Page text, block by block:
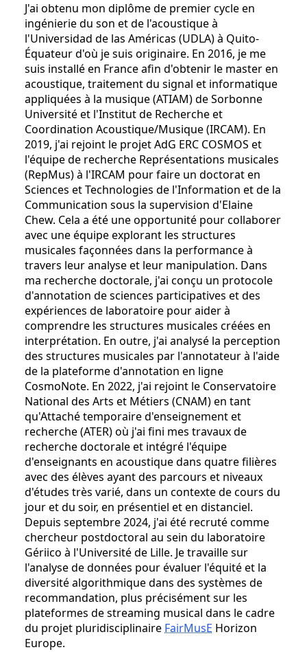
J'ai obtenu mon diplôme de premier cycle en
ingénierie du son et de l'acoustique à
l'Universidad de las Américas (UDLA) à Quito-
Équateur d'où je suis originaire. En 2016, je me
suis installé en France afin d'obtenir le master en
acoustique, traitement du signal et informatique
appliquées à la musique (ATIAM) de Sorbonne
Université et l'Institut de Recherche et
Coordination Acoustique/Musique (IRCAM). En
2019, j'ai rejoint le projet AdG ERC COSMOS et
l'équipe de recherche Représentations musicales
(RepMus) à l'IRCAM pour faire un doctorat en
Sciences et Technologies de l'Information et de la
Communication sous la supervision d'Elaine
Chew. Cela a été une opportunité pour collaborer
avec une équipe explorant les structures
musicales façonnées dans la performance à
travers leur analyse et leur manipulation. Dans
ma recherche doctorale, j'ai conçu un protocole
d'annotation de sciences participatives et des
expériences de laboratoire pour aider à
comprendre les structures musicales créées en
interprétation. En outre, j'ai analysé la perception
des structures musicales par l'annotateur à l'aide
de la plateforme d'annotation en ligne
CosmoNote. En 2022, j'ai rejoint le Conservatoire
National des Arts et Métiers (CNAM) en tant
qu'Attaché temporaire d'enseignement et
recherche (ATER) où j'ai fini mes travaux de
recherche doctorale et intégré l'équipe
d'enseignants en acoustique dans quatre filières
avec des élèves ayant des parcours et niveaux
d'études très varié, dans un contexte de cours du
jour et du soir, en présentiel et en distanciel.
Depuis septembre 2024, j'ai été recruté comme
chercheur postdoctoral au sein du laboratoire
Gériico à l'Université de Lille. Je travaille sur
l'analyse de données pour évaluer l'équité et la
diversité algorithmique dans des systèmes de
recommandation, plus précisément sur les
plateformes de streaming musical dans le cadre
du projet pluridisciplinaire FairMusE Horizon
Europe.